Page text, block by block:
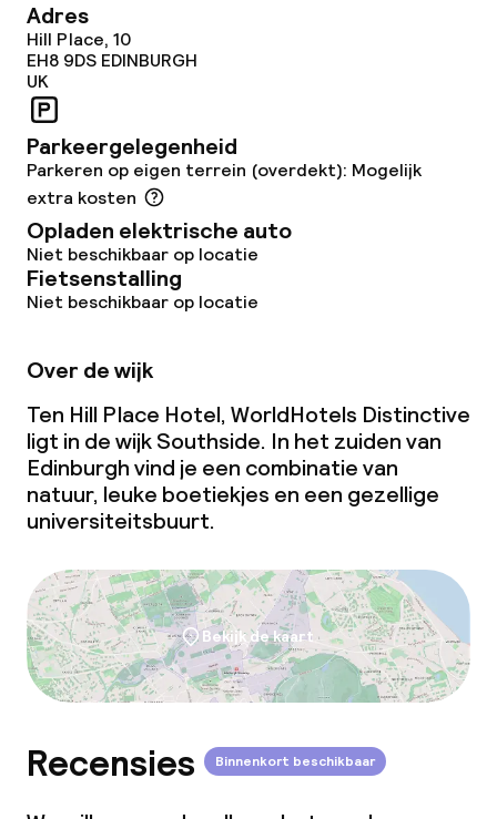
Schoonmaakvoorzieningen
Wasservice
Zakelijke faciliteiten
Conferentieruimte
Beleid
Overal rookvrij
Adres
Hill Place, 10
EH8 9DS EDINBURGH
UK
Parkeergelegenheid
Parkeren op eigen terrein (overdekt): Mogelijk
extra kosten
Opladen elektrische auto
Niet beschikbaar op locatie
Fietsenstalling
Niet beschikbaar op locatie
Over de wijk
Ten Hill Place Hotel, WorldHotels Distinctive
ligt in de wijk Southside. In het zuiden van
Edinburgh vind je een combinatie van
natuur, leuke boetiekjes en een gezellige
universiteitsbuurt.
Bekijk de kaart
Recensies Binnenkort beschikbaar